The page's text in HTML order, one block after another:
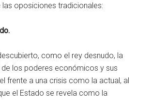
las oposiciones tradicionales:
como el rey desnudo, la
de los poderes económicos y sus
frente a una crisis como la actual, al
el Estado se revela como la